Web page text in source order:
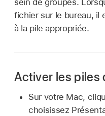
fichier sur le bureau, il
à la pile appropriée.
Activer les piles
Sur votre Mac,
choisissez